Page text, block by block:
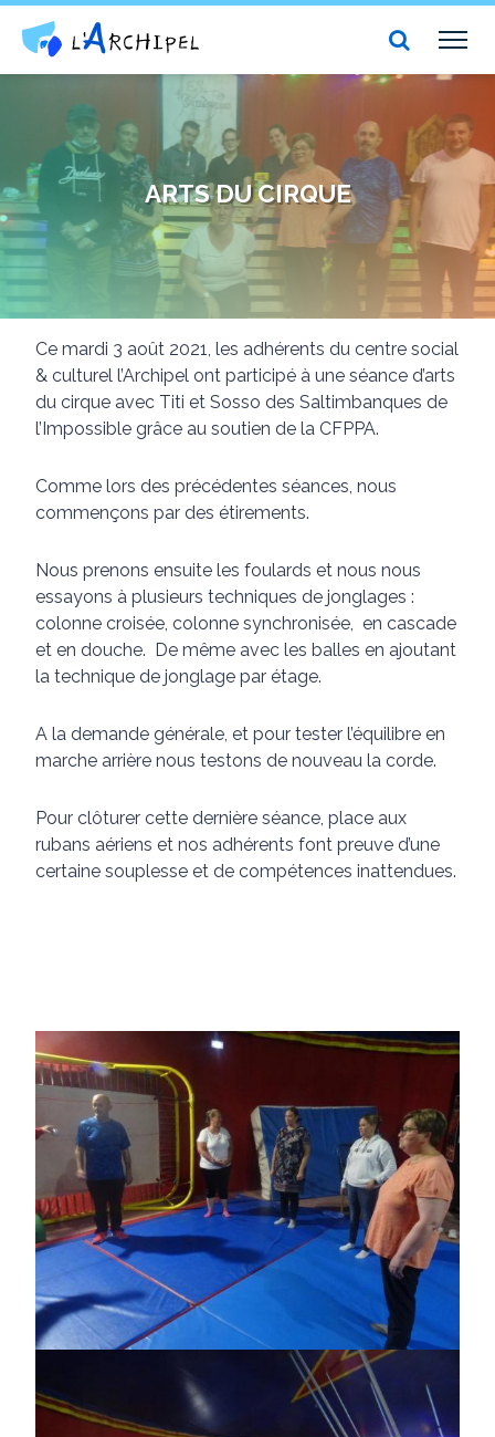
Centre social et culturel l'Archipel
ARTS DU CIRQUE
Ce mardi 3 août 2021, les adhérents du centre social
& culturel l’Archipel ont participé à une séance d’arts
du cirque avec Titi et Sosso des Saltimbanques de
l’Impossible grâce au soutien de la CFPPA.
Comme lors des précédentes séances, nous
commençons par des étirements.
Nous prenons ensuite les foulards et nous nous
essayons à plusieurs techniques de jonglages :
colonne croisée, colonne synchronisée, en cascade
et en douche. De même avec les balles en ajoutant
la technique de jonglage par étage.
A la demande générale, et pour tester l’équilibre en
marche arrière nous testons de nouveau la corde.
Pour clôturer cette dernière séance, place aux
rubans aériens et nos adhérents font preuve d’une
certaine souplesse et de compétences inattendues.